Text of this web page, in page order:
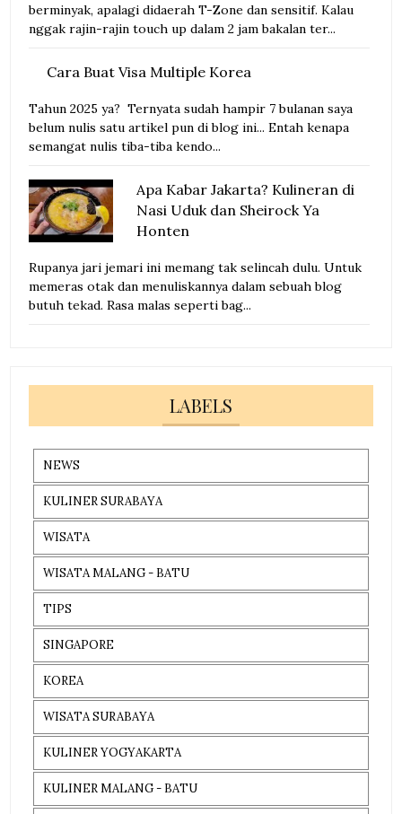
berminyak, apalagi didaerah T-Zone dan sensitif. Kalau
nggak rajin-rajin touch up dalam 2 jam bakalan ter...
Cara Buat Visa Multiple Korea
Tahun 2025 ya? Ternyata sudah hampir 7 bulanan saya
belum nulis satu artikel pun di blog ini... Entah kenapa
semangat nulis tiba-tiba kendo...
Apa Kabar Jakarta? Kulineran di
Nasi Uduk dan Sheirock Ya
Honten
Rupanya jari jemari ini memang tak selincah dulu. Untuk
memeras otak dan menuliskannya dalam sebuah blog
butuh tekad. Rasa malas seperti bag...
LABELS
NEWS
KULINER SURABAYA
WISATA
WISATA MALANG - BATU
TIPS
SINGAPORE
KOREA
WISATA SURABAYA
KULINER YOGYAKARTA
KULINER MALANG - BATU